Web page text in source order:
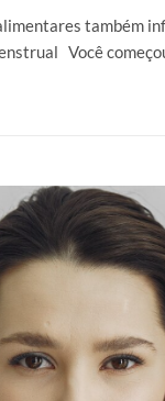
também
Você